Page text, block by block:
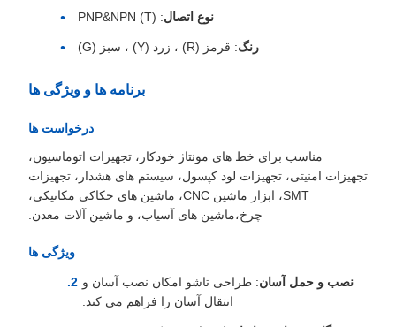
نوع اتصال: PNP&NPN (T)
رنگ: قرمز (R) ، زرد (Y) ، سبز (G)
برنامه ها و ویژگی ها
درخواست ها
مناسب برای خط های مونتاژ خودکار، تجهیزات اتوماسیون،
تجهیزات امنیتی، تجهیزات لود کپسول، سیستم های هشدار، تجهیزات
SMT، ابزار ماشین CNC، ماشین های حکاکی مکانیکی،
چرخ،ماشین های آسیاب، و ماشین آلات معدن.
ویژگی ها
نصب و حمل آسان: طراحی تاشو امکان نصب آسان و
انتقال آسان را فراهم می کند.